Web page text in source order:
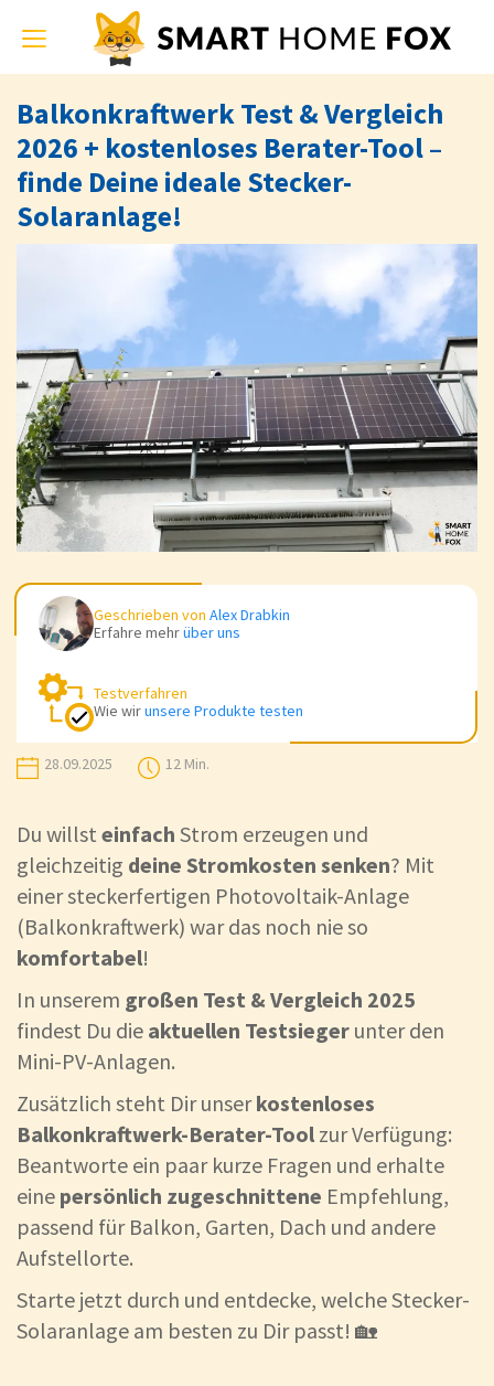
Toggle
navigation
Balkonkraftwerk Test & Vergleich
2026 + kostenloses Berater-Tool –
finde Deine ideale Stecker-
Solaranlage!
Geschrieben von Alex Drabkin
Erfahre mehrüber uns
Testverfahren
Wie wirunsere Produkte testen
28.09.2025 12 Min.
Du willst einfach Strom erzeugen und
gleichzeitig deine Stromkosten senken? Mit
einer steckerfertigen Photovoltaik-Anlage
(Balkonkraftwerk) war das noch nie so
komfortabel!
In unserem großen Test & Vergleich 2025
findest Du die aktuellen Testsieger unter den
Mini-PV-Anlagen.
Zusätzlich steht Dir unserkostenloses
Balkonkraftwerk-Berater-Tool zur Verfügung:
Beantworte ein paar kurze Fragen und erhalte
eine persönlich zugeschnittene Empfehlung,
passend für Balkon, Garten, Dach und andere
Aufstellorte.
Starte jetzt durch und entdecke, welche Stecker-
Solaranlage am besten zu Dir passt! 🏡